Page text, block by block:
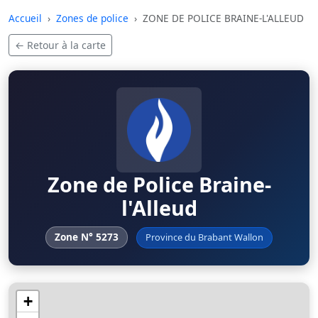
Skip to main content
Accueil Zones de police
ZONE DE POLICE BRAINE-L'ALLEUD
← Retour à la carte
Zone de Police Braine-
l'Alleud
Zone N° 5273 Province du Brabant Wallon
+